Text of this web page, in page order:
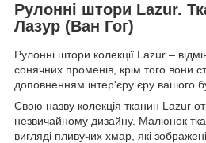
Рулонні штори Lazur.
Лазур (Ван Гог)
Рулонні штори колекції Lazur –
сонячних променів, крім того вони
доповненням інтер'єру єру вашого
Свою назву колекція тканин Lazur
незвичайному дизайну. Малюнок
вигляді пливучих хмар, які